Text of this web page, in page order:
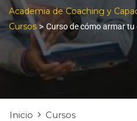
Academia de Coaching y
Cursos> Curso de cómo armar
Inicio Cursos